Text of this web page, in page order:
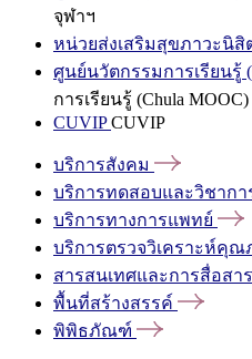
จุฬาฯ
หน่วยส่งเสริมสุขภาวะนิสิ
ศูนย์นวัตกรรมการเรียนรู้
การเรียนรู้ (Chula MOOC)
CUVIPCUVIP
บริการสังคม
บริการทดสอบและวิชากา
บริการทางการแพทย์
บริการตรวจวิเคราะห์คุณ
สารสนเทศและการสื่อสาร
พื้นที่สร้างสรรค์
พิพิธภัณฑ์